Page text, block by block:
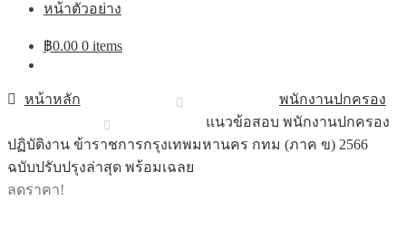
หน้าตัวอย่าง
฿0.00 0 items
หน้าหลัก
พนักงานปกครอง
แนวข้อสอบ พนักงานปกครอง
ปฏิบัติงาน ข้าราชการกรุงเทพมหานคร กทม (ภาค ข) 2566
ฉบับปรับปรุงล่าสุด พร้อมเฉลย
ลดราคา!